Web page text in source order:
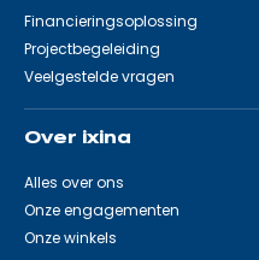
Financieringsoplossing
Projectbegeleiding
Veelgestelde vragen
Over ixina
Alles over ons
Onze engagementen
Onze winkels